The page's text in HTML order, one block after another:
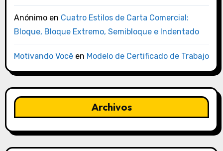
Anónimoen Cuatro Estilos de Carta Comercial:
Bloque, Bloque Extremo, Semibloque e Indentado
Motivando Vocêen Modelo de Certificado de Trabajo
Archivos